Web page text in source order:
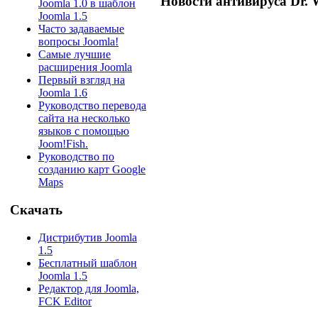
Joomla 1.0 в шаблон
Joomla 1.5
Часто задаваемые
вопросы Joomla!
Самые лучшие
расширения Joomla
Первый взгляд на
Joomla 1.6
Руководство перевода
сайта на несколько
языков с помощью
Joom!Fish.
Руководство по
созданию карт Google
Maps
Скачать
Дистрибутив Joomla
1.5
Бесплатный шаблон
Joomla 1.5
Редактор для Joomla,
FCK Editor